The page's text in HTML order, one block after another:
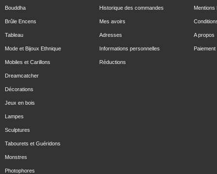
Bouddha
Brûle Encens
Tableau
Mode et Bijoux Ethnique
Mobiles et Carillons
Dreamcatcher
Décorations
Jeux en bois
Lampes
Sculptures
Tabourets et Guéridons
Monstres
Photophores
Historique des commandes
Mes avoirs
Adresses
Informations personnelles
Réductions
Mentions
A propos